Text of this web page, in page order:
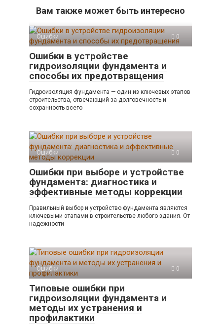
Вам также может быть интересно
Ошибки 0
Ошибки в устройстве
гидроизоляции фундамента и
способы их предотвращения
Гидроизоляция фундамента — один из ключевых этапов
строительства, отвечающий за долговечность и
сохранность всего
Ошибки 0
Ошибки при выборе и устройстве
фундамента: диагностика и
эффективные методы коррекции
Правильный выбор и устройство фундамента являются
ключевыми этапами в строительстве любого здания. От
надежности
Ошибки 0
Типовые ошибки при
гидроизоляции фундамента и
методы их устранения и
профилактики